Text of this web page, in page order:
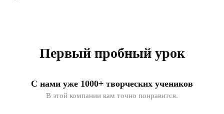
Первый пробный урок
С нами уже 1000+ творческих учеников
В этой компании вам точно понравится.